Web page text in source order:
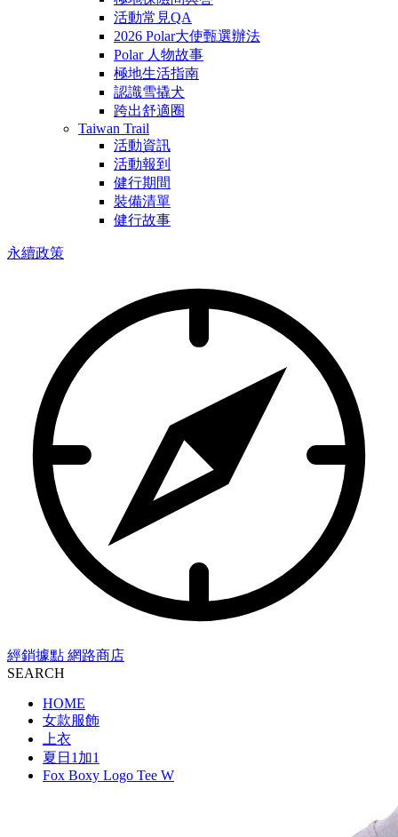
活動常見QA
2026 Polar大使甄選辦法
Polar 人物故事
極地生活指南
認識雪撬犬
跨出舒適圈
Taiwan Trail
活動資訊
活動報到
健行期間
裝備清單
健行故事
永續政策
經銷據點 網路商店
SEARCH
HOME
女款服飾
上衣
夏日1加1
Fox Boxy Logo Tee W